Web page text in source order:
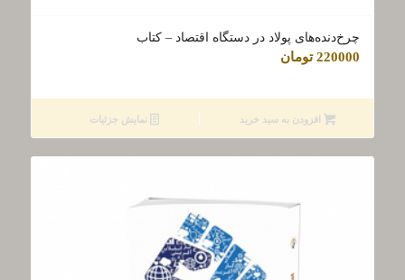
چرخ‌دنده‌های پولاد در دستگاه اقتصاد – کتاب
220000 تومان
افزودن به سبد خرید نمایش جزئیات